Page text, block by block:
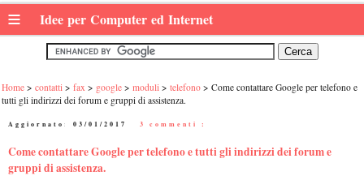
≡ Idee per Computer ed Internet
Home contatti fax google moduli telefono
Come contattare Google per telefono e
tutti gli indirizzi dei forum e gruppi di assistenza.
Aggiornato: 03/01/2017 3 commenti :
Come contattare Google per telefono e tutti gli indirizzi dei forum e
gruppi di assistenza.